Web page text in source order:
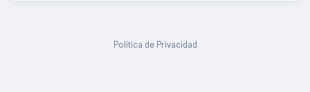
Política de Privacidad